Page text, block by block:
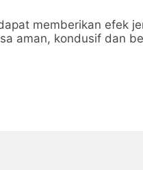
memberikan efek
aman, kondusif dan